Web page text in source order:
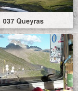
037 Queyras